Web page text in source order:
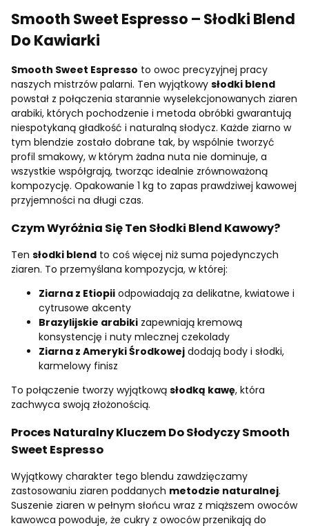
Smooth Sweet Espresso – Słodki Blend
Do Kawiarki
Smooth Sweet Espresso to owoc precyzyjnej pracy
naszych mistrzów palarni. Ten wyjątkowy słodki blend
powstał z połączenia starannie wyselekcjonowanych ziaren
arabiki, których pochodzenie i metoda obróbki gwarantują
niespotykaną gładkość i naturalną słodycz. Każde ziarno w
tym blendzie zostało dobrane tak, by wspólnie tworzyć
profil smakowy, w którym żadna nuta nie dominuje, a
wszystkie współgrają, tworząc idealnie zrównoważoną
kompozycję. Opakowanie 1 kg to zapas prawdziwej kawowej
przyjemności na długi czas.
Czym Wyróżnia Się Ten Słodki Blend Kawowy?
Ten słodki blend to coś więcej niż suma pojedynczych
ziaren. To przemyślana kompozycja, w której:
Ziarna z Etiopii odpowiadają za delikatne, kwiatowe i
cytrusowe akcenty
Brazylijskie arabiki zapewniają kremową
konsystencję i nuty mlecznej czekolady
Ziarna z Ameryki Środkowej dodają body i słodki,
karmelowy finisz
To połączenie tworzy wyjątkową słodką kawę, która
zachwyca swoją złożonością.
Proces Naturalny Kluczem Do Słodyczy Smooth
Sweet Espresso
Wyjątkowy charakter tego blendu zawdzięczamy
zastosowaniu ziaren poddanych metodzie naturalnej.
Suszenie ziaren w pełnym słońcu wraz z miąższem owoców
kawowca powoduje, że cukry z owoców przenikają do